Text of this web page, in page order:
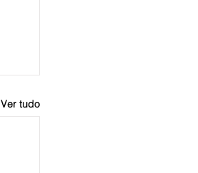
Ver tudo